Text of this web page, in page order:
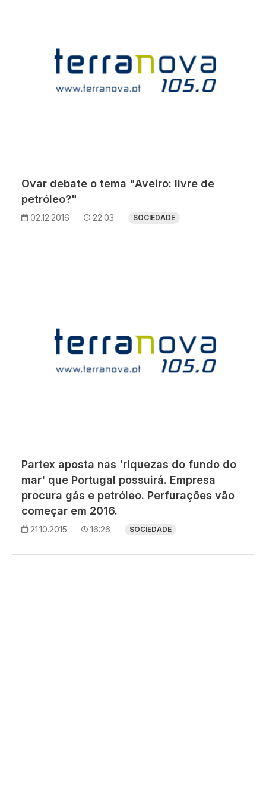
Ovar debate o tema "Aveiro: livre de
petróleo?"
02.12.2016 22:03 SOCIEDADE
Partex aposta nas 'riquezas do fundo do
mar' que Portugal possuirá. Empresa
procura gás e petróleo. Perfurações vão
começar em 2016.
21.10.2015 16:26 SOCIEDADE